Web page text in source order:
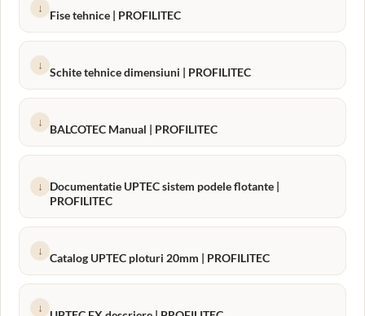
↓
Fise tehnice | PROFILITEC
↓
Schite tehnice dimensiuni | PROFILITEC
↓
BALCOTEC Manual | PROFILITEC
↓
Documentatie UPTEC sistem podele flotante |
PROFILITEC
↓
Catalog UPTEC ploturi 20mm | PROFILITEC
↓